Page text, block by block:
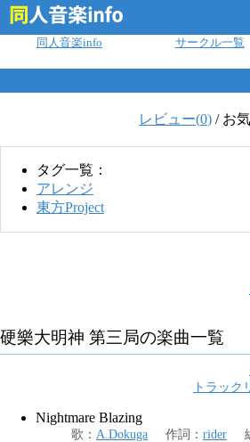
同人音楽info サークル一覧
レビュー(0) / お
タグ一覧：
アレンジ
東方Project
硬樂大明神 第三局の楽曲一覧
トラック
Nightmare Blazing
歌 ： A.Dokuga 作詞 ： rider